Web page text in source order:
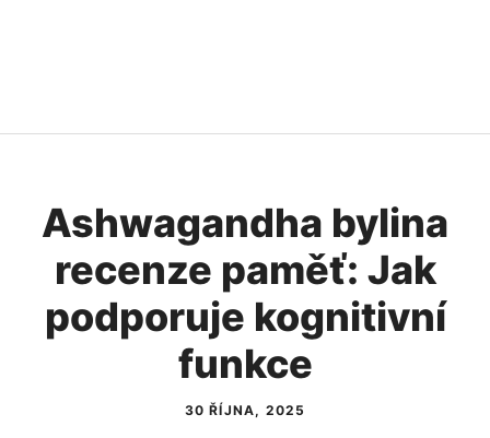
Ashwagandha bylina
recenze paměť: Jak
podporuje kognitivní
funkce
30 ŘÍJNA, 2025